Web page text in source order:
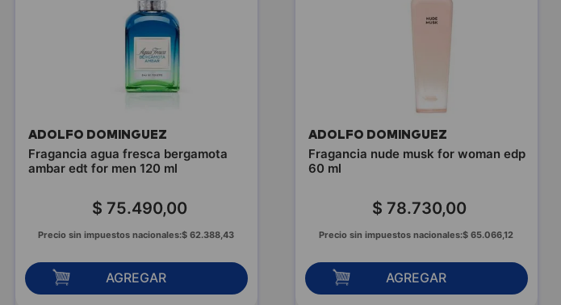
ADOLFO DOMINGUEZ
Fragancia agua fresca bergamota
ambar edt for men 120 ml
$ 75.490,00
Precio sin impuestos nacionales:$ 62.388,43
AGREGAR
ADOLFO DOMINGUEZ
Fragancia nude musk for woman edp
60 ml
$ 78.730,00
Precio sin impuestos nacionales:$ 65.066,12
AGREGAR